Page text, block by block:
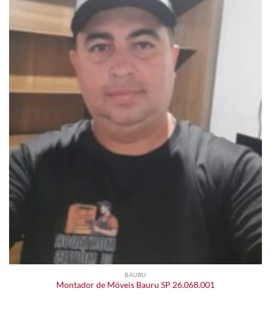
BAURU
Montador de Móveis Bauru SP 26.068.001